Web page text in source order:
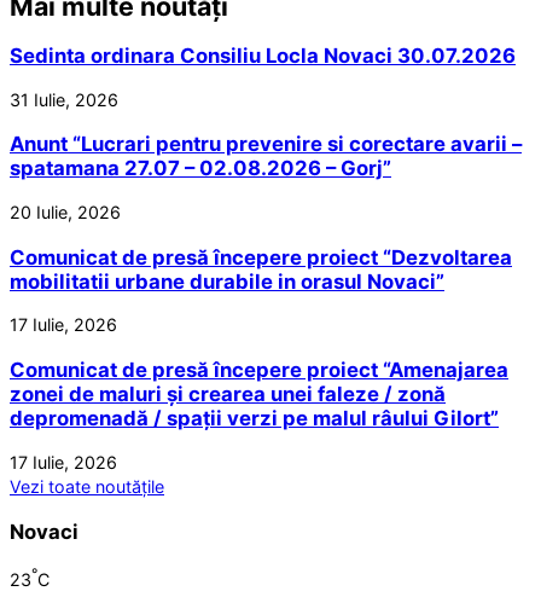
Sedinta ordinara Consiliu Locla Novaci 30.07.2026
31 Iulie, 2026
Anunt “Lucrari pentru prevenire si corectare avarii –
spatamana 27.07 – 02.08.2026 – Gorj”
20 Iulie, 2026
Comunicat de presă începere proiect “Dezvoltarea
mobilitatii urbane durabile in orasul Novaci”
17 Iulie, 2026
Comunicat de presă începere proiect “Amenajarea
zonei de maluri și crearea unei faleze / zonă
depromenadă / spații verzi pe malul râului Gilort”
17 Iulie, 2026
Vezi toate noutățile
Novaci
23°C